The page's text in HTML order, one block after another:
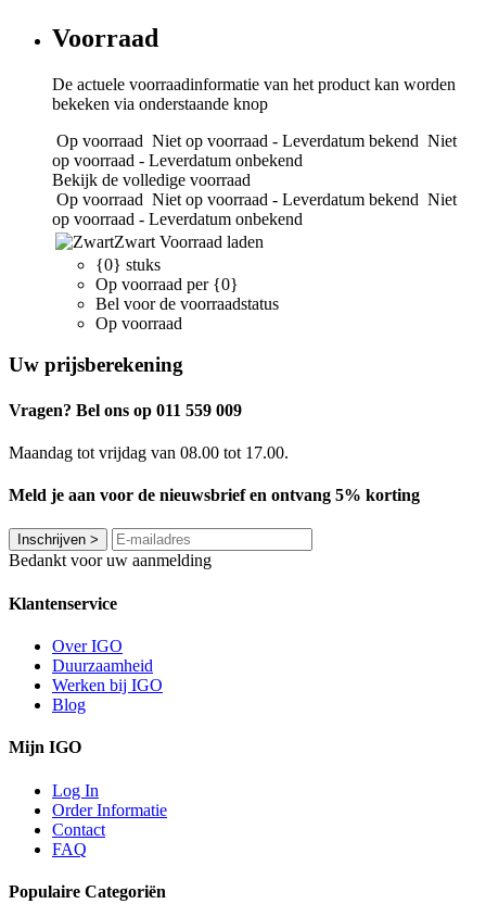
Voorraad
De actuele voorraadinformatie van het product kan worden
bekeken via onderstaande knop
Op voorraad Niet op voorraad - Leverdatum bekend Niet
op voorraad - Leverdatum onbekend
Bekijk de volledige voorraad
Op voorraad Niet op voorraad - Leverdatum bekend Niet
op voorraad - Leverdatum onbekend
Zwart Voorraad laden
{0} stuks
Op voorraad per {0}
Bel voor de voorraadstatus
Op voorraad
Uw prijsberekening
Vragen? Bel ons op 011 559 009
Maandag tot vrijdag van 08.00 tot 17.00.
Meld je aan voor de nieuwsbrief en ontvang 5% korting
Inschrijven >
Bedankt voor uw aanmelding
Klantenservice
Over IGO
Duurzaamheid
Werken bij IGO
Blog
Mijn IGO
Log In
Order Informatie
Contact
FAQ
Populaire Categoriën